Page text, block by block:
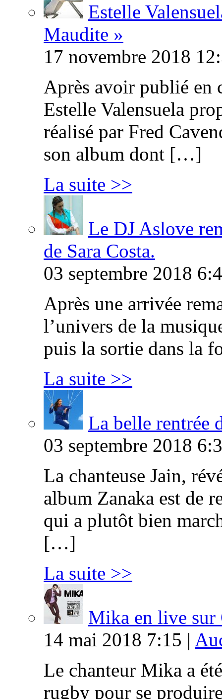
Estelle
Maudite »
17 novembre 2018
Après avoir publié en
Estelle Valensuela
réalisé par Fred
son album dont […]
La suite >>
Le DJ Aslove
de Sara Costa.
03 septembre 2018
Après une arrivée
l’univers de la
puis la sortie dans la
La suite >>
La belle rentrée
03 septembre 2018
La chanteuse Jain,
album Zanaka est de
qui a plutôt bien
[…]
La suite >>
Mika en live
14 mai 2018 7:15 |
Le chanteur Mika a
rugby pour se